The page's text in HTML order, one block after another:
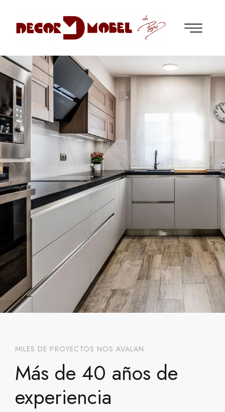
MILES DE PROYECTOS NOS AVALAN
Más de 40 años de
experiencia